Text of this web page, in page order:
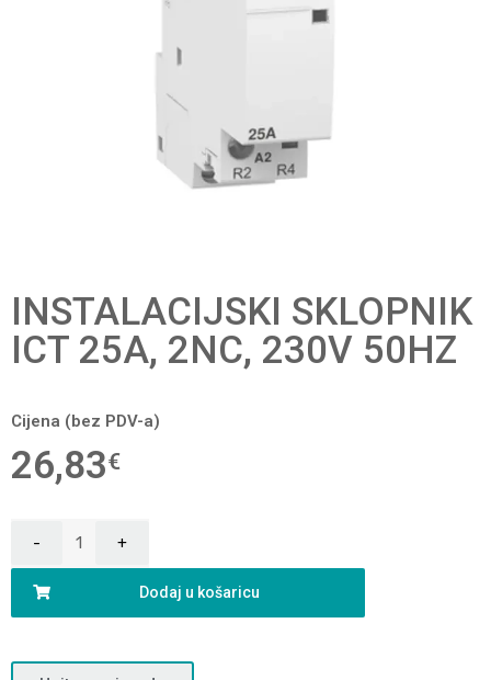
INSTALACIJSKI SKLOPNIK
ICT 25A, 2NC, 230V 50HZ
Cijena (bez PDV-a)
26,83€
Dodaj u košaricu